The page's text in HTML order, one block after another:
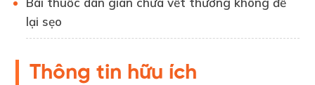
lại sẹo
Thông tin hữu ích